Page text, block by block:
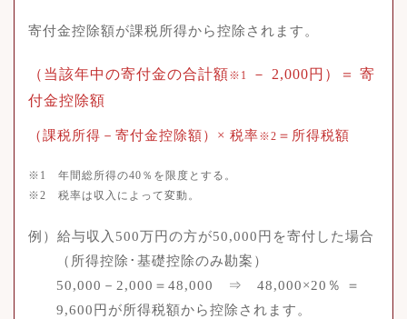
寄付金控除額が課税所得から控除されます。
（当該年中の寄付金の合計額※1
－ 2,000円）＝ 寄
付金控除額
（課税所得－寄付金控除額）× 税率※2 ＝所得税額
※1 年間総所得の40％を限度とする。
※2 税率は収入によって変動。
例）給与収入500万円の方が50,000円を寄付した場合
（所得控除･基礎控除のみ勘案）
50,000－2,000＝48,000 ⇒ 48,000×20％ ＝
9,600円が所得税額から控除されます。